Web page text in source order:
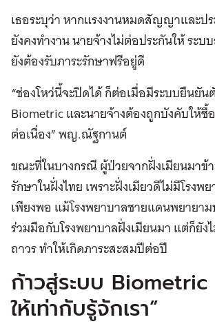
เธอระบุว่า หากแรงงานหมดสัญญาและป
ยังคงทำงาน นายจ้างไม่ต่อประกันให้ ระ
ยังต้องรับภาระรักษาฟรีอยู่ดี
“ช่องโหว่นี้จะปิดได้ ก็ต่อเมื่อมีระบบยืนยั
Biometric และนายจ้างต้องถูกบังคับให้
ต่อเนื่อง” พญ.ณัฐกานต์
ขณะที่ในบางกรณี ผู้ป่วยจากฝั่งเมียนมาข้
รักษาในฝั่งไทย เพราะฝั่งเมียวดีไม่มีโรง
เพียงพอ แม้โรงพยาบาลชายแดนพยายา
ร่วมมือกับโรงพยาบาลฝั่งเมียนมา แต่ก็ยั
ถาวร ทำให้เกิดภาระสะสมปีต่อปี
ก้าวสู่ระบบ Biometric
ให้เท่ากับรู้จักเรา”